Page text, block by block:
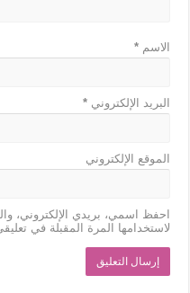
الاسم*
البريد الإلكتروني*
الموقع الإلكتروني
احفظ اسمي، بريدي الإلكتروني،
لاستخدامها المرة المقبلة في